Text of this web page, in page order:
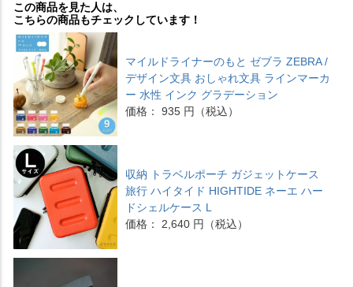
この商品を見た人は、
こちらの商品もチェックしています！
マイルドライナーのもと ゼブラ ZEBRA /
デザイン文具 おしゃれ文具 ラインマーカ
ー 水性 インク グラデーション
価格： 935 円（税込）
収納 トラベルポーチ ガジェットケース
旅行 ハイタイド HIGHTIDE ネーエ ハー
ドシェルケース L
価格： 2,640 円（税込）